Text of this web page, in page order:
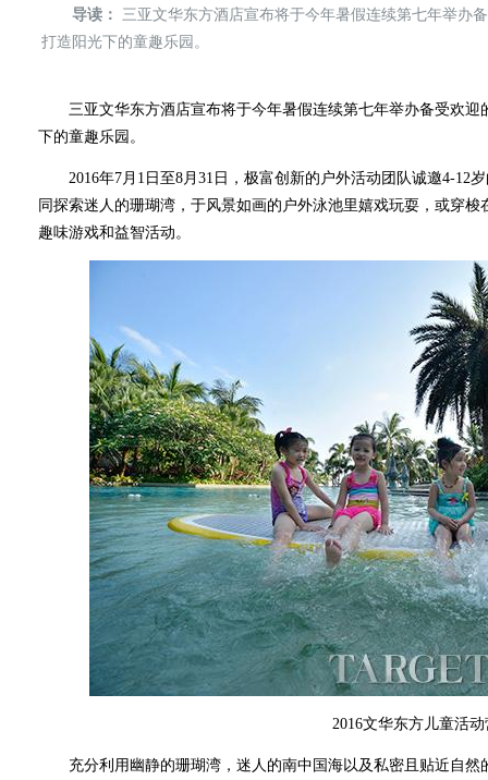
导读：
三亚文华东方酒店宣布将于今年暑假连续第七年举办
打造阳光下的童趣乐园。
三亚文华东方酒店宣布将于今年暑假连续第七年举办备受欢迎
下的童趣乐园。
2016年7月1日至8月31日，极富创新的户外活动团队诚邀4-12
同探索迷人的珊瑚湾，于风景如画的户外泳池里嬉戏玩耍，或穿
趣味游戏和益智活动。
2016文华东方儿童活动
充分利用幽静的珊瑚湾，迷人的南中国海以及私密且贴近自然